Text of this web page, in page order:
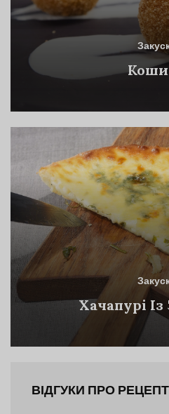
Хачапурі
ВІДГУКИ ПРО РЕЦЕПТ